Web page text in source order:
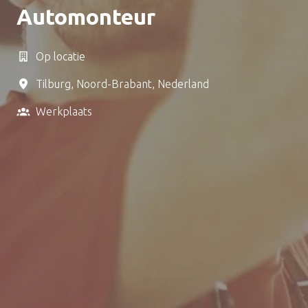
Automonteur
Op locatie
Tilburg, Noord-Brabant, Nederland
Werkplaats